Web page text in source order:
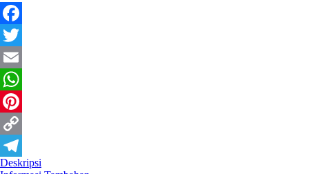
Facebook
Twitter
Email
WhatsApp
Pinterest
Copy
Link
Telegram
Deskripsi